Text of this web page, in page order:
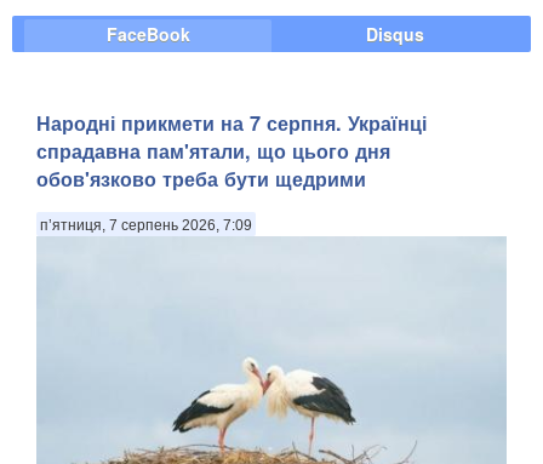
FaceBook Disqus
Народні прикмети на 7 серпня. Українці
спрадавна пам'ятали, що цього дня
обов'язково треба бути щедрими
п’ятниця, 7 серпень 2026, 7:09